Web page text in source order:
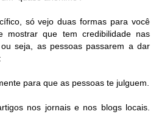
só vejo duas formas para você
mostrar que tem credibilidade nas
seja, as pessoas passarem a dar
para que as pessoas te julguem.
nos jornais e nos blogs locais.